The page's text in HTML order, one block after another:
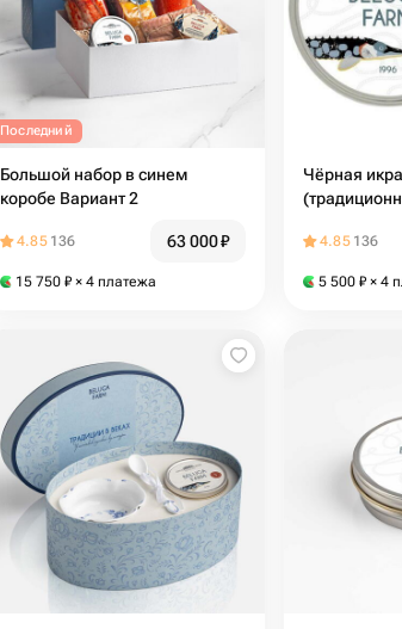
Последний
Большой набор в синем
коробе Вариант 2
4.85 136 63 000₽
15 750 ₽ × 4 платежа
Чёрная
4.85 136
5 500 ₽ × 4